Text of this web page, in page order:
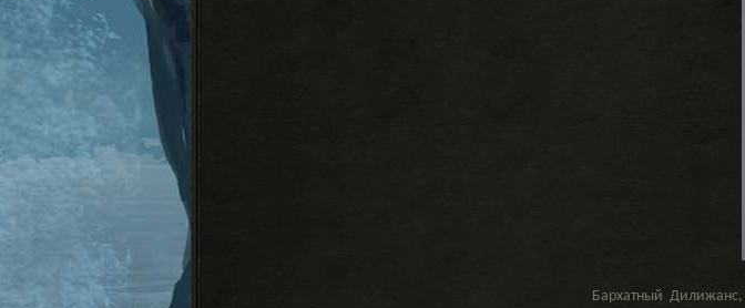
Бархатный